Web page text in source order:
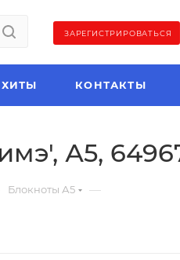
ЗАРЕГИСТРИРОВАТЬСЯ
ХИТЫ КОНТАКТЫ
А5,
Блокноты А5 —